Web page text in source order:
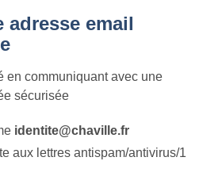
adresse email
en communiquant avec une
sécurisée
identite@chaville.fr
aux lettres antispam/antivirus/1